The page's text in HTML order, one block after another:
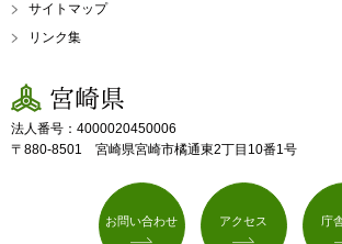
サイトマップ
リンク集
宮崎県
法人番号：4000020450006
〒880-8501 宮崎県宮崎市橘通東2丁目10番1号
お問い合わせ アクセス 庁